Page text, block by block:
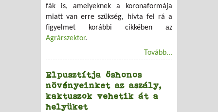
fák is, amelyeknek a koronaformája
miatt van erre szükség, hívta fel rá a
figyelmet korábbi cikkében az
Agrárszektor.
Tovább...
Elpusztítja őshonos
növényeinket az aszály,
kaktuszok vehetik át a
helyüket